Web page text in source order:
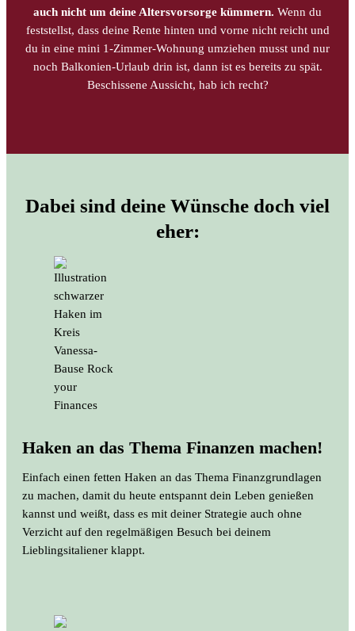
auch nicht um deine Altersvorsorge kümmern. Wenn du
feststellst, dass deine Rente hinten und vorne nicht reicht und
du in eine mini 1-Zimmer-Wohnung umziehen musst und nur
noch Balkonien-Urlaub drin ist, dann ist es bereits zu spät.
Beschissene Aussicht, hab ich recht?
Dabei sind deine Wünsche doch viel
eher:
Haken an das Thema Finanzen machen!
Einfach einen fetten Haken an das Thema Finanzgrundlagen
zu machen, damit du heute entspannt dein Leben genießen
kannst und weißt, dass es mit deiner Strategie auch ohne
Verzicht auf den regelmäßigen Besuch bei deinem
Lieblingsitaliener klappt.